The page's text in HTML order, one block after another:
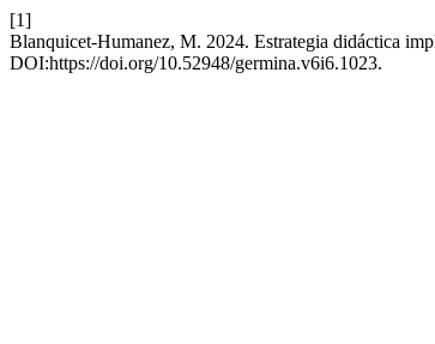
[1]
Blanquicet-Humanez, M. 2024. Estrategia didáctica
DOI:https://doi.org/10.52948/germina.v6i6.1023.